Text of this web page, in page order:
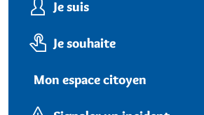
Je suis
Je souhaite
Mon espace citoyen